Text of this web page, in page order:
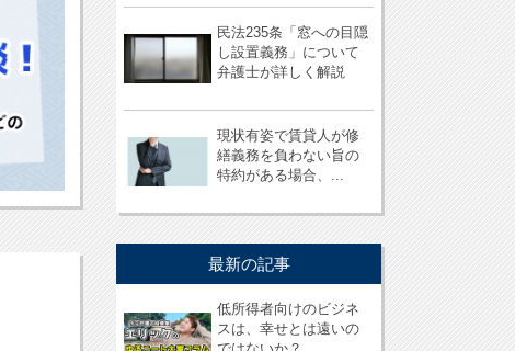
民法235条「窓への目隠
し設置義務」について
弁護士が詳しく解説
現状有姿で賃貸人が修
繕義務を負わない旨の
特約がある場合、...
最新の記事
低所得者向けのビジネ
スは、幸せとは遠いの